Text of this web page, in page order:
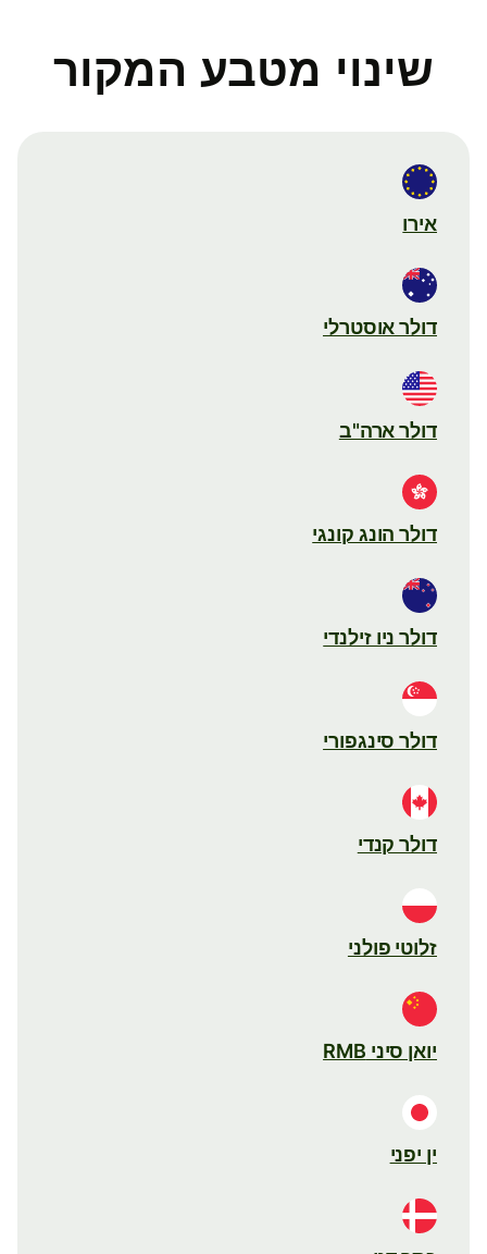
שינוי מטבע המקור
אירו
דולר אוסטרלי
דולר ארה"ב
דולר הונג קונגי
דולר ניו זילנדי
דולר סינגפורי
דולר קנדי
זלוטי פולני
יואן סיני RMB
ין יפני